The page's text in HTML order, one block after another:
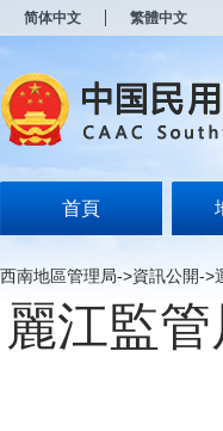
简体中文 繁體中文
首頁
西南地區管理局->資訊公開->
麗江監
开
无
障
说
按
Alt
加
浪